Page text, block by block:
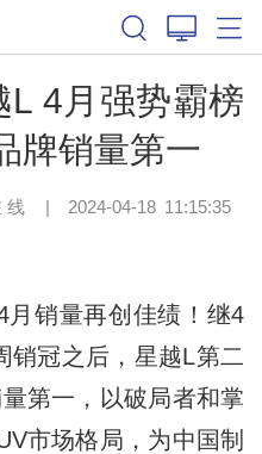
L 4月强势霸榜
牌销量第一
线 | 2024-04-18 11:15:35
销量再创佳绩！继4
销冠之后，星越L第二
第一，以破局者和掌
市场格局，为中国制